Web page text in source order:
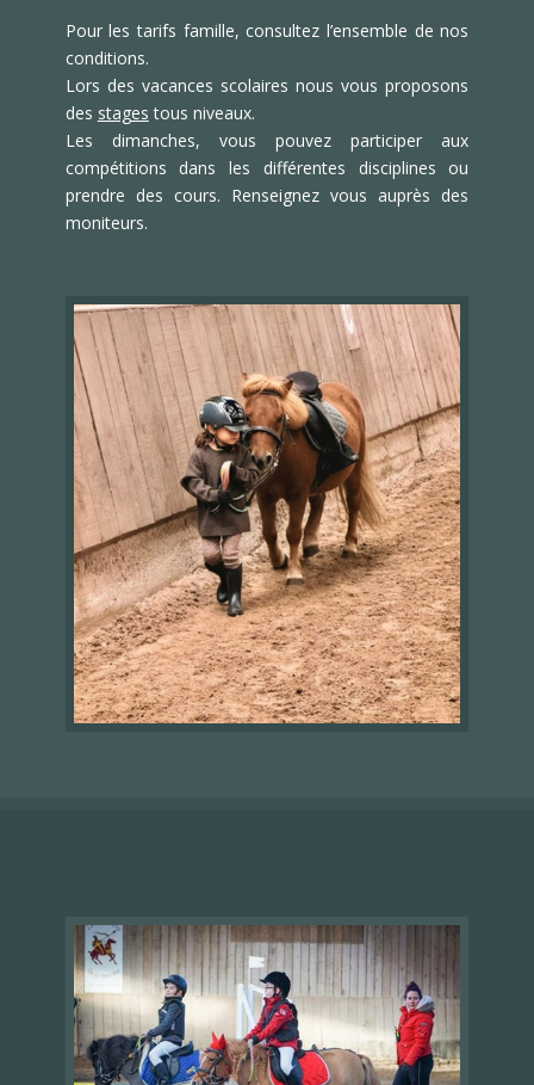
Pour les tarifs famille, consultez l’ensemble de nos
conditions.
Lors des vacances scolaires nous vous proposons
des stages tous niveaux.
Les dimanches, vous pouvez participer aux
compétitions dans les différentes disciplines ou
prendre des cours. Renseignez vous auprès des
moniteurs.